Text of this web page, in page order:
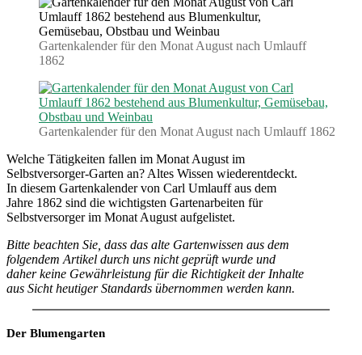
August.
(1862)
Gartenkalender für den Monat August nach Umlauff
1862
Gartenkalender für den Monat August nach Umlauff 1862
Welche Tätigkeiten fallen im Monat August im
Selbstversorger-Garten an? Altes Wissen wiederentdeckt.
In diesem Gartenkalender von Carl Umlauff aus dem
Jahre 1862 sind die wichtigsten Gartenarbeiten für
Selbstversorger im Monat August aufgelistet.
Bitte beachten Sie, dass das alte Gartenwissen aus dem
folgendem Artikel durch uns nicht geprüft wurde und
daher keine Gewährleistung für die Richtigkeit der Inhalte
aus Sicht heutiger Standards übernommen werden kann.
Der Blumengarten